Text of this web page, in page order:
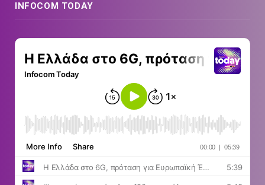
INFOCOM TODAY